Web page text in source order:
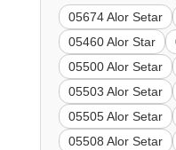
05674 Alor Setar
05460 Alor Star
05500 Alor Setar
05503 Alor Setar
05505 Alor Setar
05508 Alor Setar